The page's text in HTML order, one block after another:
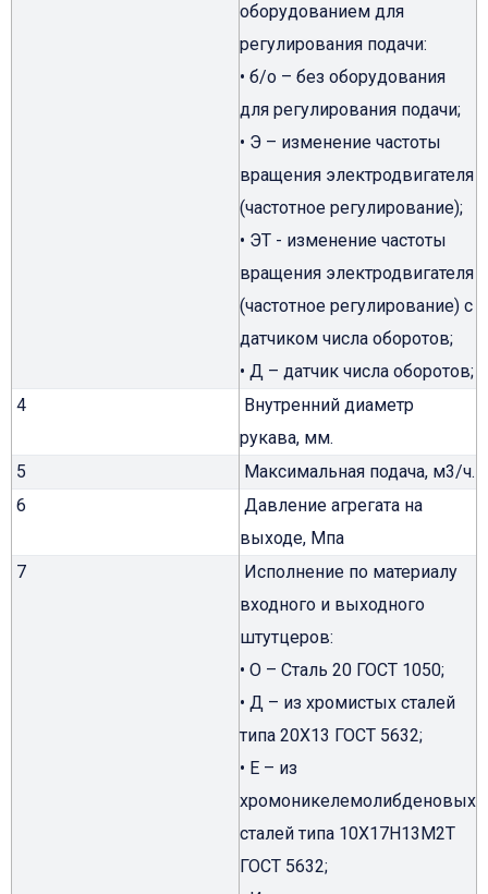
оборудованием для
регулирования подачи:
• б/о – без оборудования
для регулирования подачи;
• Э – изменение частоты
вращения электродвигателя
(частотное регулирование);
• ЭТ - изменение частоты
вращения электродвигателя
(частотное регулирование) с
датчиком числа оборотов;
• Д – датчик числа оборотов;
4
Внутренний диаметр
рукава, мм.
5
Максимальная подача, м3/ч.
6
Давление агрегата на
выходе, Мпа
7
Исполнение по материалу
входного и выходного
штутцеров:
• О – Сталь 20 ГОСТ 1050;
• Д – из хромистых сталей
типа 20Х13 ГОСТ 5632;
• Е – из
хромоникелемолибденовых
сталей типа 10Х17Н13М2Т
ГОСТ 5632;